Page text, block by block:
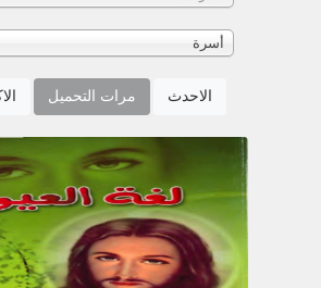
أسرة
الاحدث مرات التحميل